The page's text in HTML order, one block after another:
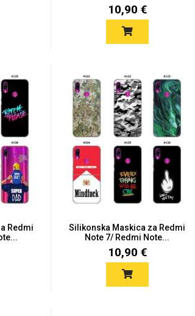
10,90 €
Redmi
Silikonska Maskica za Redmi
Note 7/ Redmi Note...
10,90 €